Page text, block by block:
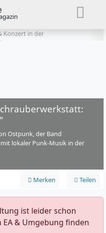
Konzert in der
Ostpunk, der Band
lokaler Punk-Musik in der
Merken Teilen
ist leider schon
& Umgebung finden